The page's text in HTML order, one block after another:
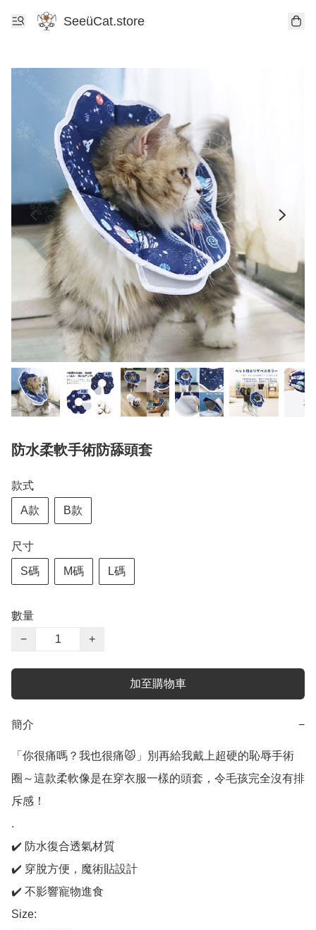
SeeüCat.store
防水柔軟手術防舔頭套
款式
A款 B款
尺寸
S碼 M碼 L碼
數量
−
+
加至購物車
簡介 −
「你很痛嗎？我也很痛😾」別再給我戴上超硬的恥辱手術
圈～這款柔軟像是在穿衣服一樣的頭套，令毛孩完全沒有排
斥感！
.
✔️ 防水復合透氣材質
✔️ 穿脫方便，魔術貼設計
✔️ 不影響寵物進食
Size: